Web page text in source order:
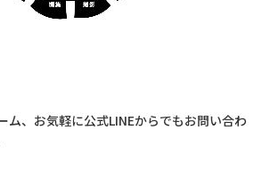
ム、お気軽に公式LINEからでもお問い合わ